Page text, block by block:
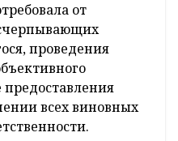
от
проведения
предоставления
всех виновных